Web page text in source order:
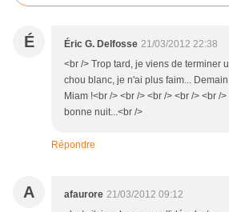
É Éric G. Delfosse 21/03/2012 22:38
<br /> Trop tard, je viens de terminer
chou blanc, je n'ai plus faim...
Miam !<br /> <br /> <br /> <br /> <br /
bonne nuit...<br />
Répondre
A afaurore 21/03/2012 09:12